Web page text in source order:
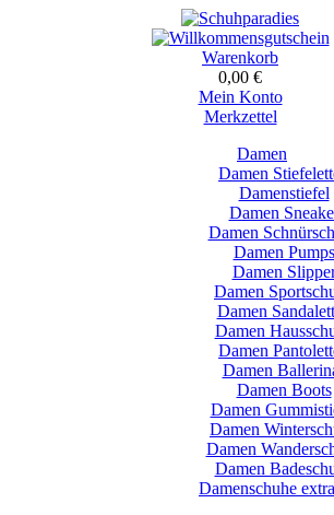
Warenkorb
0,00 €
Mein Konto
Merkzettel
Damen
Damen
Damenstiefel
Damen
Damen
Damen Pumps
Damen
Damen
Damen
Damen
Damen
Damen
Damen Boots
Damen
Damen
Damen
Damen
Damenschuhe